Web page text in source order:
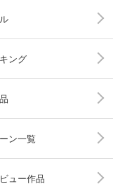
ング
ン一覧
ュー作品